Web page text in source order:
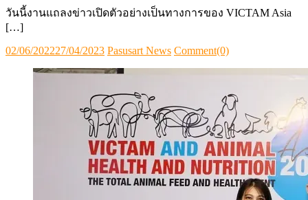
วันนี้งานแถลงข่าวเปิดตัวอย่างเป็นทางการของ VICTAM Asia
[…]
Posted
02/06/202227/04/2023 Author
Pasusart News Comment(0)